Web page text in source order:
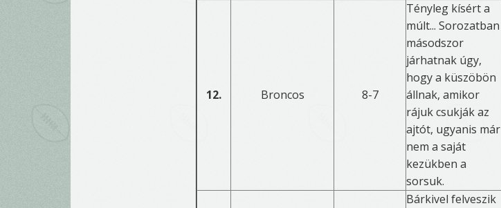
12. Broncos 8-7
Tényleg kísért a
múlt... Sorozatban
másodszor
járhatnak úgy,
hogy a küszöbön
állnak, amikor
rájuk csukják az
ajtót, ugyanis már
nem a saját
kezükben a
sorsuk.
Bárkivel felveszik